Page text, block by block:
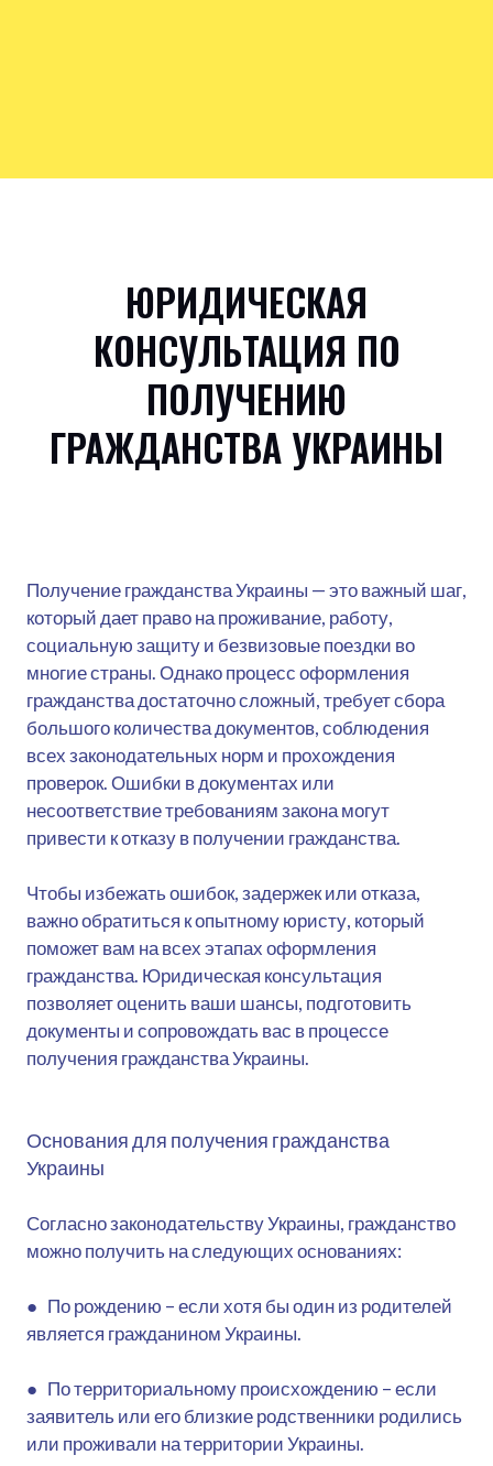
ЮРИДИЧЕСКАЯ
КОНСУЛЬТАЦИЯ ПО
ПОЛУЧЕНИЮ
ГРАЖДАНСТВА УКРАИНЫ
Получение гражданства Украины — это важный шаг,
который дает право на проживание, работу,
социальную защиту и безвизовые поездки во
многие страны. Однако процесс оформления
гражданства достаточно сложный, требует сбора
большого количества документов, соблюдения
всех законодательных норм и прохождения
проверок. Ошибки в документах или
несоответствие требованиям закона могут
привести к отказу в получении гражданства.
Чтобы избежать ошибок, задержек или отказа,
важно обратиться к опытному юристу, который
поможет вам на всех этапах оформления
гражданства. Юридическая консультация
позволяет оценить ваши шансы, подготовить
документы и сопровождать вас в процессе
получения гражданства Украины.
Основания для получения гражданства
Украины
Согласно законодательству Украины, гражданство
можно получить на следующих основаниях:
● По рождению – если хотя бы один из родителей
является гражданином Украины.
● По территориальному происхождению – если
заявитель или его близкие родственники родились
или проживали на территории Украины.